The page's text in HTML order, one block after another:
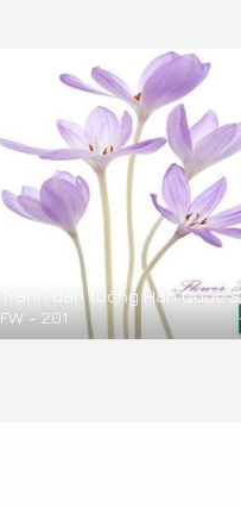
Tranh dán tường Hàn Quốc
FW - 201